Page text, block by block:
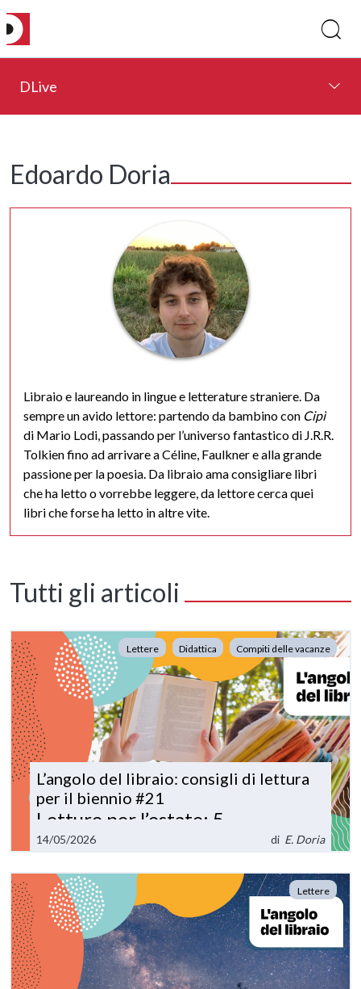
DLive
Edoardo Doria
Libraio e laureando in lingue e letterature straniere. Da
sempre un avido lettore: partendo da bambino con Cipì
di Mario Lodi, passando per l’universo fantastico di J.R.R.
Tolkien fino ad arrivare a Céline, Faulkner e alla grande
passione per la poesia. Da libraio ama consigliare libri
che ha letto o vorrebbe leggere, da lettore cerca quei
libri che forse ha letto in altre vite.
Tutti gli articoli
Lettere Didattica Compiti delle vacanze
L’angolo del libraio: consigli di lettura
per il biennio #21
Letture per l’estate: 5
suggerimenti per tutti i gusti!
14/05/2026 di E. Doria
Lettere